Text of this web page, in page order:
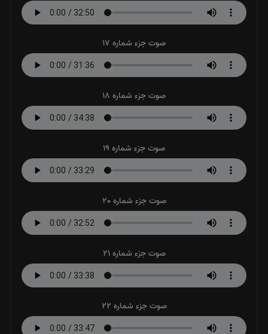
صوت جزء شماره 17
صوت جزء شماره 18
صوت جزء شماره 19
صوت جزء شماره 20
صوت جزء شماره 21
صوت جزء شماره 22